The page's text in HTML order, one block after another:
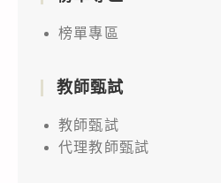
榜單專區
教師甄試
教師甄試
代理教師甄試